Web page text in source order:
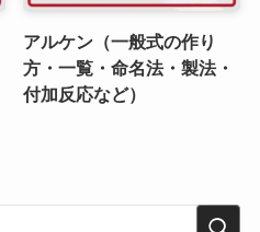
アルケン（一般式の作り
方・一覧・命名法・製法・
付加反応など）